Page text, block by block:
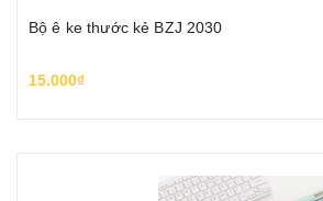
Bộ ê ke thước kẻ BZJ 2030
15.000₫